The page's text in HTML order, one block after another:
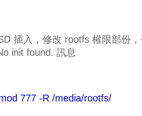
插入，修改 rootfs 權限部份
init found. 訊息
777 -R /media/rootfs/